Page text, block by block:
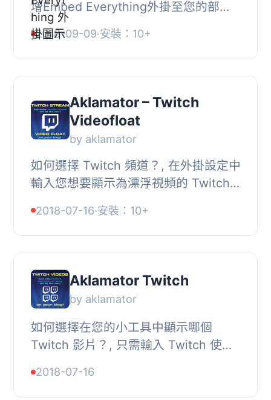
增Embed Everything外掛至您的部落
格中，核心外掛名稱為"Channel
Solution for Twitch"。該核心外掛提供
了一個平台，可...
2018-09-09·安裝：10+
Aklamator – Twitch
Videofloat
by aklamator
如何選擇 Twitch 頻道？, 在外掛設定中
輸入您想要顯示為漂浮視頻的 Twitch
頻旁邊。, 安裝插件，創建賬戶並粘貼
應用程序 ...
2018-07-16·安裝：10+
Aklamator Twitch
by aklamator
如何選擇在您的小工具中顯示哪個
Twitch 影片？, 只需輸入 Twitch 使用
只留下遊戲名稱），小工具中只會顯示
2018-07-16